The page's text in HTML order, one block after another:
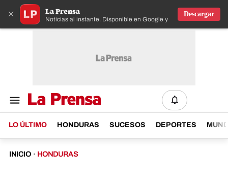
× La Prensa
Noticias al instante. Disponible en Google y IOS
Descargar
LO ÚLTIMO HONDURAS SUCESOS DEPORTES
INICIO · HONDURAS